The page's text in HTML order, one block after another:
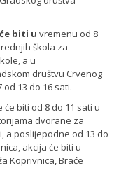
biti u vremenu od 8
škola za
a u
društvu Crvenog
od 13 do 16 sati.
će biti od 8 do 11 sati u
dvorane za
a poslijepodne od 13 do
akcija će biti u
Koprivnica, Braće